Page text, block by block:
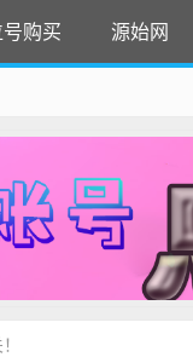
购买 源始网